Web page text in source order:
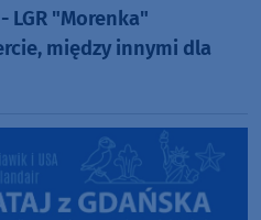
LGR "Morenka"
między innymi dla